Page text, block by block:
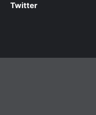
Twitter